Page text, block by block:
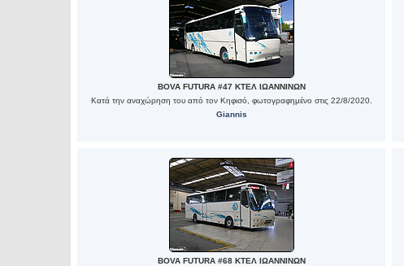
BOVA FUTURA #47 ΚΤΕΛ ΙΩΑΝΝΙΝΩΝ
Κατά την αναχώρηση του από τον Κηφισό, φωτογραφημένο στις 22/8/2020.
Giannis
BOVA FUTURA #68 ΚΤΕΛ ΙΩΑΝΝΙΝΩΝ